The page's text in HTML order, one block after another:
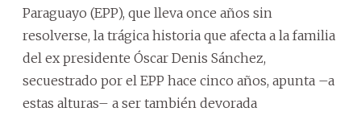
Paraguayo (EPP), que lleva once años sin
resolverse, la trágica historia que afecta a la familia
del ex presidente Óscar Denis Sánchez,
secuestrado por el EPP hace cinco años, apunta –a
estas alturas– a ser también devorada